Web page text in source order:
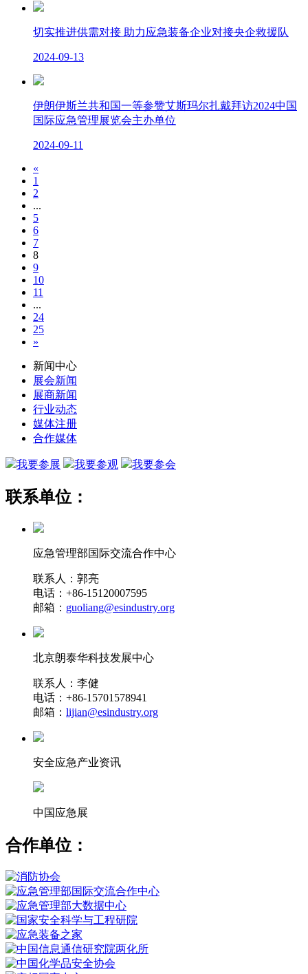
切实推进供需对接 助力应急装备企业对接央企救援队
2024-09-13
伊朗伊斯兰共和国一等参赞艾斯玛尔扎戴拜访2024中国
国际应急管理展览会主办单位
2024-09-11
«
1
2
...
5
6
7
8
9
10
11
...
24
25
»
新闻中心
展会新闻
展商新闻
行业动态
媒体注册
合作媒体
我要参展 我要参观 我要参会
联系单位：
应急管理部国际交流合作中心
联系人：郭亮
电话：+86-15120007595
邮箱： guoliang@esindustry.org
北京朗泰华科技发展中心
联系人：李健
电话：+86-15701578941
邮箱： lijian@esindustry.org
安全应急产业资讯
中国应急展
合作单位：